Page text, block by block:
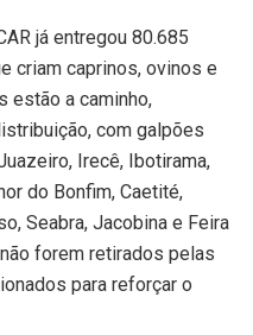
já entregou 80.685
criam caprinos, ovinos e
estão a caminho,
com galpões
Irecê, Ibotirama,
do Bonfim, Caetité,
Seabra, Jacobina e Feira
forem retirados pelas
para reforçar o